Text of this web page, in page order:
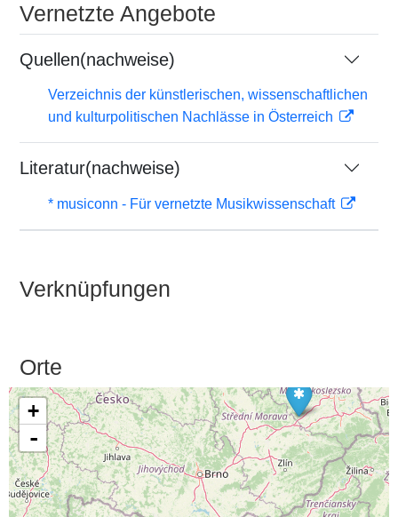
Vernetzte Angebote
Quellen(nachweise)
Verzeichnis der künstlerischen, wissenschaftlichen
und kulturpolitischen Nachlässe in Österreich
Literatur(nachweise)
* musiconn - Für vernetzte Musikwissenschaft
Verknüpfungen
Orte
+
-